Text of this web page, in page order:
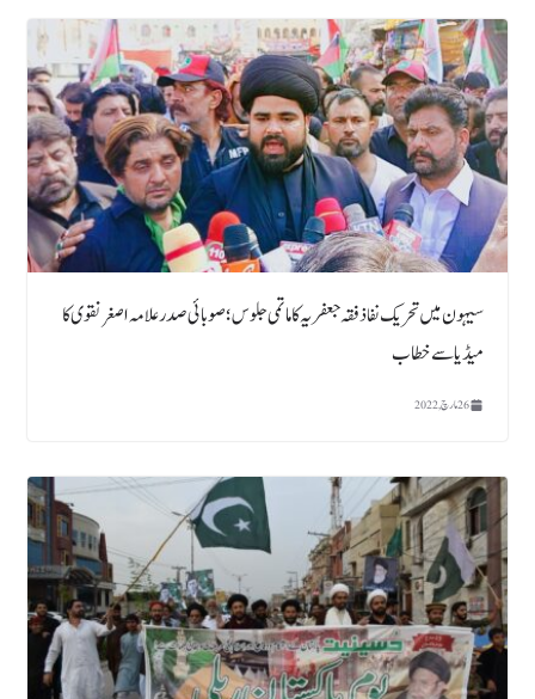
سیہون میں تحریک نفاذ فقہ جعفریہ کا ماتمی جلوس ؛ صوبائی صدر علامہ اصغر نقوی کا
میڈیا سے خطاب
26 مارچ, 2022